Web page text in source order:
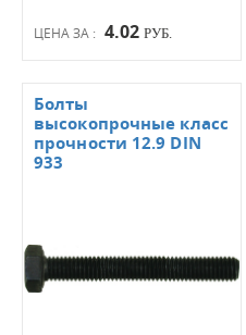
ЦЕНА ЗА : 4.02 РУБ.
Болты
высокопрочные класс
прочности 12.9 DIN
933